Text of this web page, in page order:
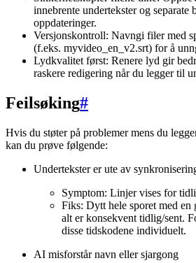
innebrente undertekster og separate
oppdateringer.
Versjonskontroll: Navngi filer med
(f.eks. myvideo_en_v2.srt) for å
Lydkvalitet først: Renere lyd gir
raskere redigering når du legger til
Feilsøking#
Hvis du støter på problemer mens du
kan du prøve følgende:
Undertekster er ute av
Symptom: Linjer vises for
Fiks: Dytt hele sporet med
alt er konsekvent tidlig/sent.
disse tidskodene individuelt.
AI misforstår navn eller sjargong